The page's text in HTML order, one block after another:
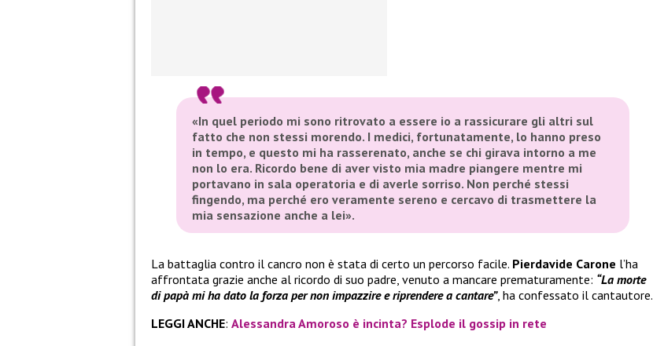
«In quel periodo mi sono ritrovato a essere io a rassicurare gli altri sul
fatto che non stessi morendo. I medici, fortunatamente, lo hanno preso
in tempo, e questo mi ha rasserenato, anche se chi girava intorno a me
non lo era. Ricordo bene di aver visto mia madre piangere mentre mi
portavano in sala operatoria e di averle sorriso. Non perché stessi
fingendo, ma perché ero veramente sereno e cercavo di trasmettere la
mia sensazione anche a lei».
La battaglia contro il cancro non è stata di certo un percorso facile. Pierdavide Carone l’ha
affrontata grazie anche al ricordo di suo padre, venuto a mancare prematuramente: “La morte
di papà mi ha dato la forza per non impazzire e riprendere a cantare”, ha confessato il cantautore.
LEGGI ANCHE: Alessandra Amoroso è incinta? Esplode il gossip in rete